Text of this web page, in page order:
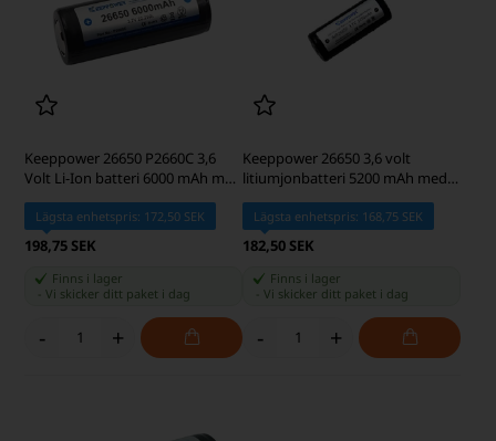
Keeppower 26650 P2660C 3,6
Volt Li-Ion batteri 6000 mAh med
säkerhetskrets
Lägsta enhetspris: 172,50 SEK
198,75 SEK
Finns i lager
-Vi skicker ditt paket i dag
- +
Keeppower 26650 3,6 volt
litiumjonbatteri 5200 mAh med
skyddskrets
Lägsta enhetspris: 168,75 SEK
182,50 SEK
Finns i lager
Vi skicker ditt paket i dag
- +